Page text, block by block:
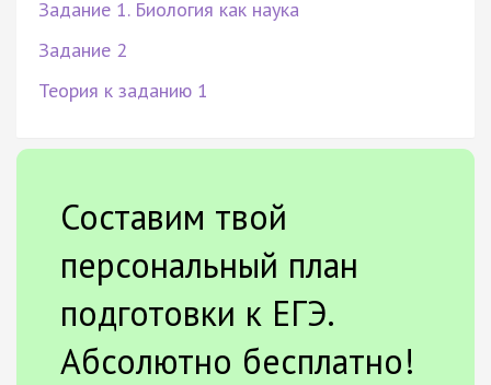
Задание 1. Биология как наука
Задание 2
Теория к заданию 1
Составим твой
персональный план
подготовки к ЕГЭ.
Абсолютно бесплатно!